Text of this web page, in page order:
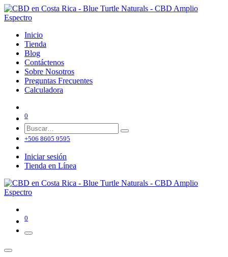
Inicio
Tienda
Blog
Contáctenos
Sobre Nosotros
Preguntas Frecuentes
Calculadora
0
+506 8605 9595
Iniciar sesión
Tienda en Línea
0